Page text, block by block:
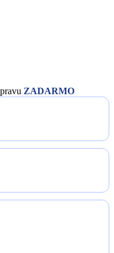
ZADARMO